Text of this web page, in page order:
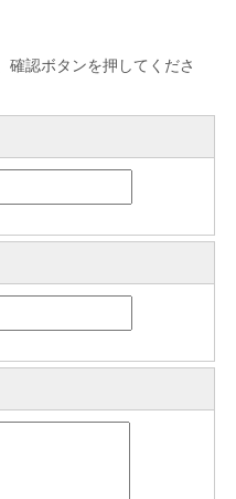
確認ボタンを押してくださ